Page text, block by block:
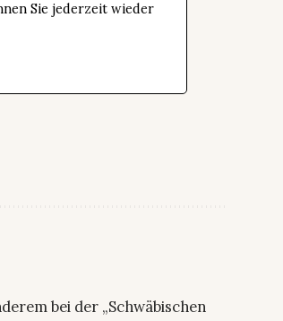
Sie jederzeit wieder
bei der „Schwäbischen